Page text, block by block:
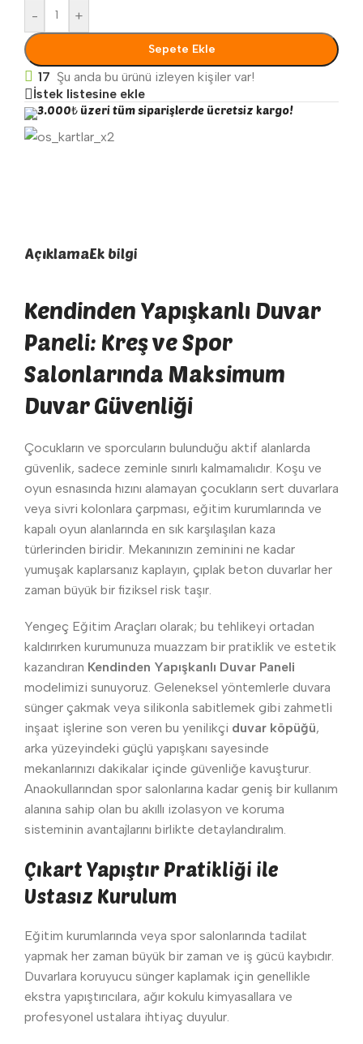
- +
Sepete Ekle
17 Şu anda bu ürünü izleyen kişiler var!
İstek listesine ekle
3.000₺ üzeri tüm siparişlerde ücretsiz kargo!
AçıklamaEk bilgi
Kendinden Yapışkanlı Duvar
Paneli: Kreş ve Spor
Salonlarında Maksimum
Duvar Güvenliği
Çocukların ve sporcuların bulunduğu aktif alanlarda
güvenlik, sadece zeminle sınırlı kalmamalıdır. Koşu ve
oyun esnasında hızını alamayan çocukların sert duvarlara
veya sivri kolonlara çarpması, eğitim kurumlarında ve
kapalı oyun alanlarında en sık karşılaşılan kaza
türlerinden biridir. Mekanınızın zeminini ne kadar
yumuşak kaplarsanız kaplayın, çıplak beton duvarlar her
zaman büyük bir fiziksel risk taşır.
Yengeç Eğitim Araçları olarak; bu tehlikeyi ortadan
kaldırırken kurumunuza muazzam bir pratiklik ve estetik
kazandıran Kendinden Yapışkanlı Duvar Paneli
modelimizi sunuyoruz. Geleneksel yöntemlerle duvara
sünger çakmak veya silikonla sabitlemek gibi zahmetli
inşaat işlerine son veren bu yenilikçi duvar köpüğü,
arka yüzeyindeki güçlü yapışkanı sayesinde
mekanlarınızı dakikalar içinde güvenliğe kavuşturur.
Anaokullarından spor salonlarına kadar geniş bir kullanım
alanına sahip olan bu akıllı izolasyon ve koruma
sisteminin avantajlarını birlikte detaylandıralım.
Çıkart Yapıştır Pratikliği ile
Ustasız Kurulum
Eğitim kurumlarında veya spor salonlarında tadilat
yapmak her zaman büyük bir zaman ve iş gücü kaybıdır.
Duvarlara koruyucu sünger kaplamak için genellikle
ekstra yapıştırıcılara, ağır kokulu kimyasallara ve
profesyonel ustalara ihtiyaç duyulur.